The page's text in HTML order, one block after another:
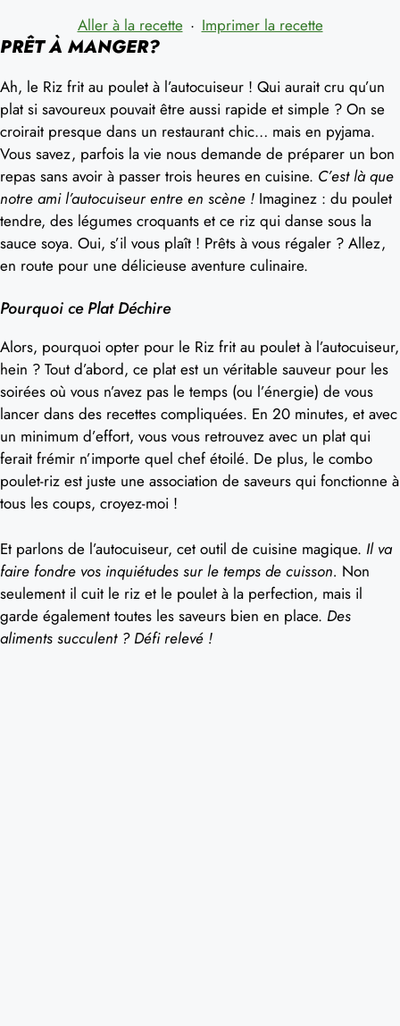
Aller à la recette · Imprimer la recette
PRÊT À MANGER?
Ah, le Riz frit au poulet à l’autocuiseur ! Qui aurait cru qu’un
plat si savoureux pouvait être aussi rapide et simple ? On se
croirait presque dans un restaurant chic… mais en pyjama.
Vous savez, parfois la vie nous demande de préparer un bon
repas sans avoir à passer trois heures en cuisine. C’est là que
notre ami l’autocuiseur entre en scène ! Imaginez : du poulet
tendre, des légumes croquants et ce riz qui danse sous la
sauce soya. Oui, s’il vous plaît ! Prêts à vous régaler ? Allez,
en route pour une délicieuse aventure culinaire.
Pourquoi ce Plat Déchire
Alors, pourquoi opter pour le Riz frit au poulet à l’autocuiseur,
hein ? Tout d’abord, ce plat est un véritable sauveur pour les
soirées où vous n’avez pas le temps (ou l’énergie) de vous
lancer dans des recettes compliquées. En 20 minutes, et avec
un minimum d’effort, vous vous retrouvez avec un plat qui
ferait frémir n’importe quel chef étoilé. De plus, le combo
poulet-riz est juste une association de saveurs qui fonctionne à
tous les coups, croyez-moi !
Et parlons de l’autocuiseur, cet outil de cuisine magique. Il va
faire fondre vos inquiétudes sur le temps de cuisson. Non
seulement il cuit le riz et le poulet à la perfection, mais il
garde également toutes les saveurs bien en place. Des
aliments succulent ? Défi relevé !